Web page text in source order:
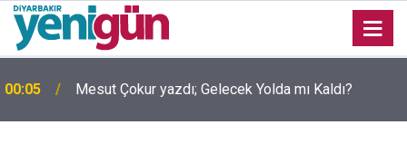
00:05 Mesut Çokur yazdı; Gelecek Yolda mı Kaldı?